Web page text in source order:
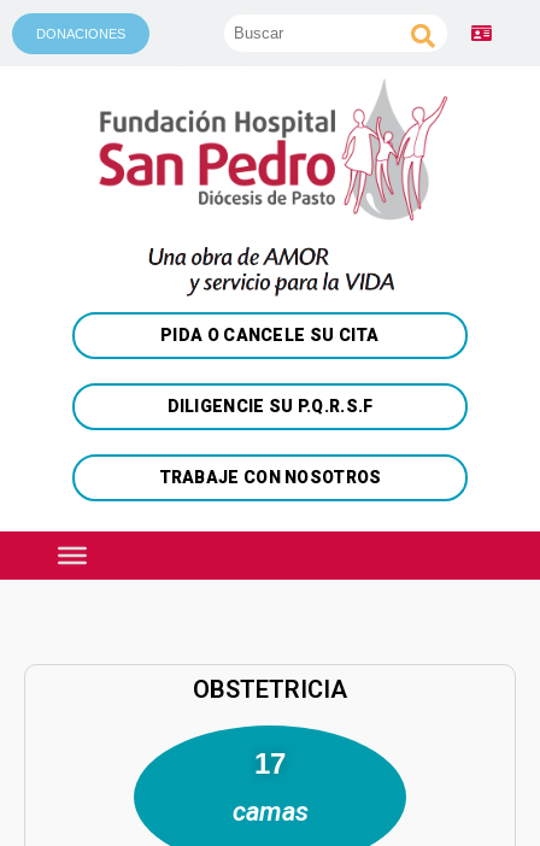
DONACIONES
PIDA O CANCELE SU CITA
DILIGENCIE SU P.Q.R.S.F
TRABAJE CON NOSOTROS
OBSTETRICIA
26
camas